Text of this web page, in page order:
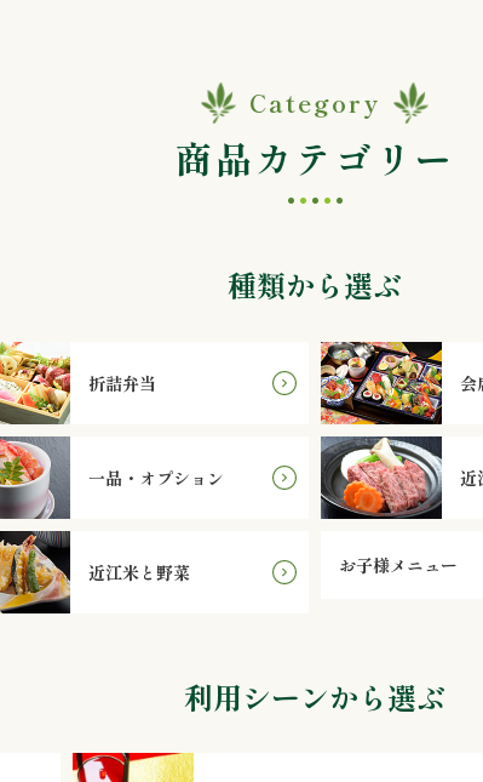
Category
商品カテゴリー
種類から選ぶ
折詰弁当 会
一品・オプション 近
近江米と野菜 お子様メニュー
利用シーンから選ぶ